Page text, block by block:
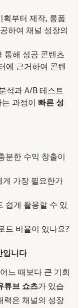
획부터 제작, 롱폼
하여 채널 성장의
통해 성공 콘텐츠
에 근거하여 콘텐
석과 A/B 테스트
과정이 빠른 성
분한 수익 창출이
게 가장 필요한가
쉽게 활용할 수 있
드 비율이 있나요?
입니다
느 때보다 큰 기회
튜브 쇼츠가 있습
력은 채널의 성장